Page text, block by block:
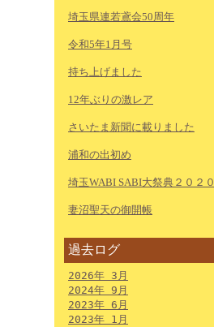
埼玉県連若鳶会50周年
令和5年1月号
持ち上げました
12年ぶりの激レア
さいたま新聞に載りました
浦和の出初め
埼玉WABI SABI大祭典２０２０
妻沼聖天の御開帳
過去ログ
2026年 3月
2024年 9月
2023年 6月
2023年 1月